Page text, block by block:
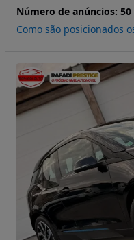
Número de anúncios: 50
Como são posicionados